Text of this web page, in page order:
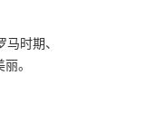
时期、
。